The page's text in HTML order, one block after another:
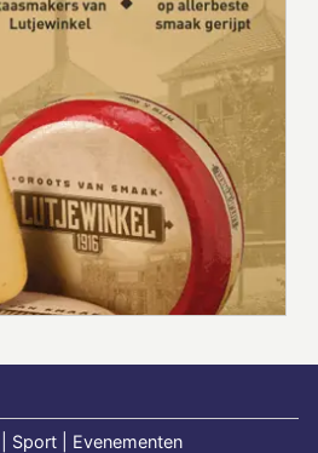
Sport | Evenementen